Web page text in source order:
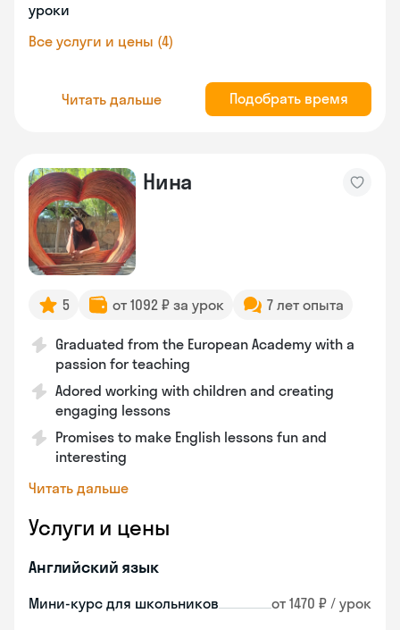
уроки
Все услуги и цены (4)
Читать дальше Подобрать время
Нина
5 от 1092 ₽ за урок 7 лет опыта
Graduated from the European Academy with a
passion for teaching
Adored working with children and creating
engaging lessons
Promises to make English lessons fun and
interesting
Читать дальше
Услуги и цены
Английский язык
Мини-курс для школьников от 1470 ₽ / урок